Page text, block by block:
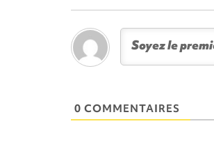
0 COMMENTAIRES